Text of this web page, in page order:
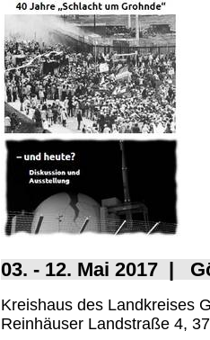
03. - 12. Mai 2017 |
Kreishaus des Landkreises
Reinhäuser Landstraße 4,